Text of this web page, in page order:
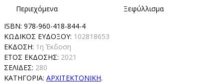
Ξεφύλλισμα
Περιεχόμενα
ISBN: 978-960-418-844-4
ΚΩΔΙΚΟΣ ΕΥΔΟΞΟΥ: 102818653
ΕΚΔΟΣΗ: 1η Έκδοση
ΕΤΟΣ ΕΚΔΟΣΗΣ: 2021
ΣΕΛΙΔΕΣ: 280
ΚΑΤΗΓΟΡΊΑ: ΑΡΧΙΤΕΚΤΟΝΙΚΗ.